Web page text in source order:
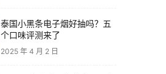
泰国小黑条电子烟好抽吗？五
个口味评测来了
2025 年 4 月 2 日